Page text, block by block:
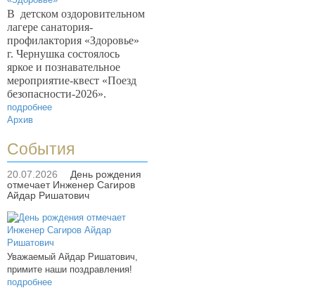
В детском оздоровительном
лагере санатория-
профилактория «Здоровье»
г. Чернушка состоялось
яркое и познавательное
мероприятие-квест «Поезд
безопасности-2026».
подробнее
Архив
События
20.07.2026
День рождения
отмечает Инженер Сагиров
Айдар Ришатович
Уважаемый Айдар Ришатович,
примите наши поздравления!
подробнее